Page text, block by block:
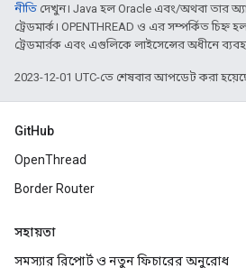
নীতি দেখুন। Java হল Oracle এবং/অথবা তার
ট্রেডমার্ক। OPENTHREAD ও এর সম্পর্কিত চিহ্ন
ট্রেডমার্রক এবং এগুলিকে লাইসেন্সের অধীনে
2023-12-01 UTC-তে শেষবার আপডেট করা
GitHub
OpenThread
Border Router
সহায়তা
সমস্যার রিপোর্ট ও নতুন ফিচারের অনুরোধ